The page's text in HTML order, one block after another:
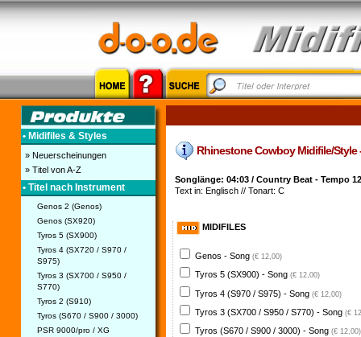
• Midifiles & Styles
» Neuerscheinungen
» Titel von A-Z
• Titel nach Instrument
Genos 2 (Genos)
Genos (SX920)
Tyros 5 (SX900)
Tyros 4 (SX720 / S970 /
S975)
Tyros 3 (SX700 / S950 /
S770)
Tyros 2 (S910)
Tyros (S670 / S900 / 3000)
PSR 9000/pro / XG
Rhinestone Cowboy Midifile/
Songlänge: 04:03 / Country Beat - Tempo
Text in: Englisch // Tonart: C
MIDIFILES
Genos - Song (€ 12,00)
Tyros 5 (SX900) - Song (€ 12,00)
Tyros 4 (S970 / S975) - Song (€ 12,00)
Tyros 3 (SX700 / S950 / S770) - Song (€
Tyros (S670 / S900 / 3000) - Song (€ 12,00)